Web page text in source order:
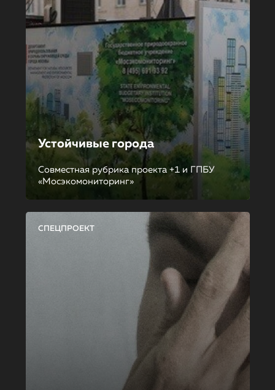
Устойчивые города
Совместная рубрика проекта +1 и ГПБУ
«Мосэкомониторинг»
СПЕЦПРОЕКТ